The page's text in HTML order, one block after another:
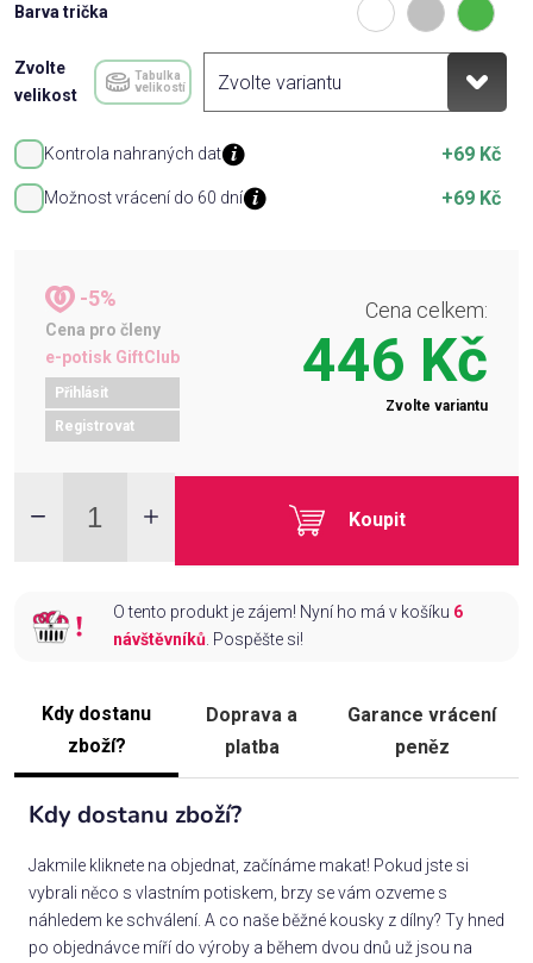
Barva trička
Zvolte
velikost
Tabulka
velikostí
Kontrola nahraných dat +69 Kč
Možnost vrácení do 60 dní +69 Kč
-5%
Cena pro členy
e-potisk GiftClub
Přihlásit
Registrovat
Cena celkem:
446 Kč
Zvolte variantu
Koupit
O tento produkt je zájem! Nyní ho má v košíku 6
návštěvníků. Pospěšte si!
Kdy dostanu
zboží?
Doprava a
platba
Garance vrácení
peněz
Kdy dostanu zboží?
Jakmile kliknete na objednat, začínáme makat! Pokud jste si
vybrali něco s vlastním potiskem, brzy se vám ozveme s
náhledem ke schválení. A co naše běžné kousky z dílny? Ty hned
po objednávce míří do výroby a během dvou dnů už jsou na